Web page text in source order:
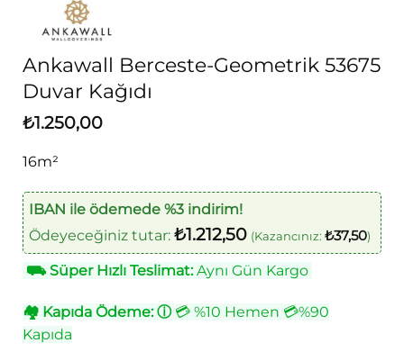
Ankawall Berceste-Geometrik 53675
Duvar Kağıdı
₺1.250,00
16m²
IBAN ile ödemede %3 indirim!
Ödeyeceğiniz tutar: ₺1.212,50 (Kazancınız: ₺37,50)
⛟Süper Hızlı Teslimat:Aynı Gün Kargo
🏘 Kapıda Ödeme: ⓘ💳 %10 Hemen 💳%90
Kapıda